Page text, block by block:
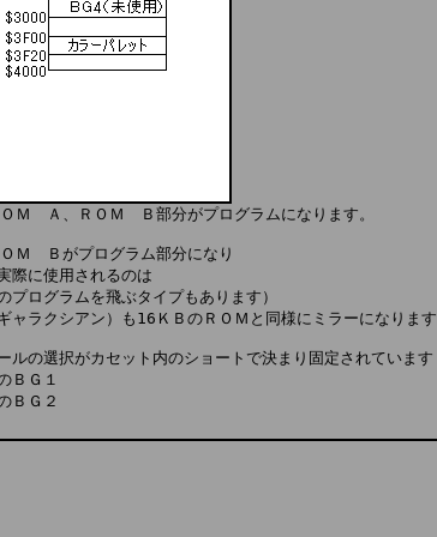
Ｍ　Ｂがプログラム部分になり
際に使用されるのは
ログラムを飛ぶタイプもあります）
ラクシアン）も16ＫＢのＲＯＭと同様にミラーになります
の選択がカセット内のショートで決まり固定されています
ＢＧ１
ＢＧ２